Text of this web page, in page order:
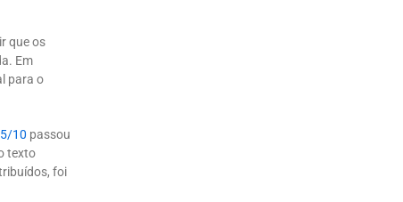
que os
Em
para o
10 passou
texto
foi